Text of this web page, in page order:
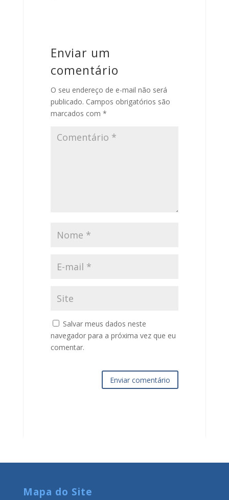
Enviar um
comentário
O seu endereço de e-mail não será
publicado. Campos obrigatórios são
marcados com*
Salvar meus dados neste
navegador para a próxima vez que eu
comentar.
Enviar comentário
Mapa do Site